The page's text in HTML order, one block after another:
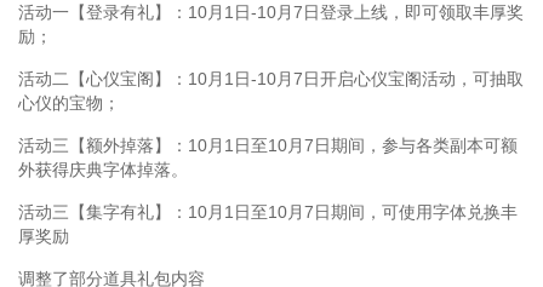
活动一【登录有礼】：10月1日-10月7日登录上线，即可领取丰厚奖
励；
活动二【心仪宝阁】：10月1日-10月7日开启心仪宝阁活动，可抽取
心仪的宝物；
活动三【额外掉落】：10月1日至10月7日期间，参与各类副本可额
外获得庆典字体掉落。
活动三【集字有礼】：10月1日至10月7日期间，可使用字体兑换丰
厚奖励
调整了部分道具礼包内容